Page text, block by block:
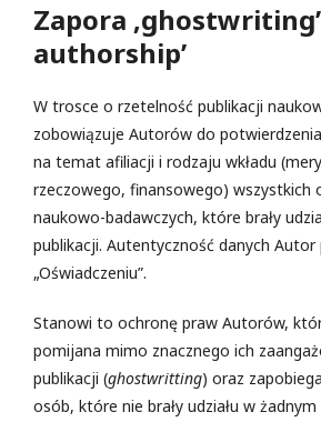
Zapora
authorship’
W trosce o rzetelność publikacji
zobowiązuje Autorów do
na temat afiliacji i rodzaju wkładu
rzeczowego, finansowego) wszystkich
naukowo-badawczych, które brały
publikacji. Autentyczność danych
„Oświadczeniu”.
Stanowi to ochronę praw Autorów,
pomijana mimo znacznego ich
publikacji (ghostwritting) oraz
osób, które nie brały udziału w